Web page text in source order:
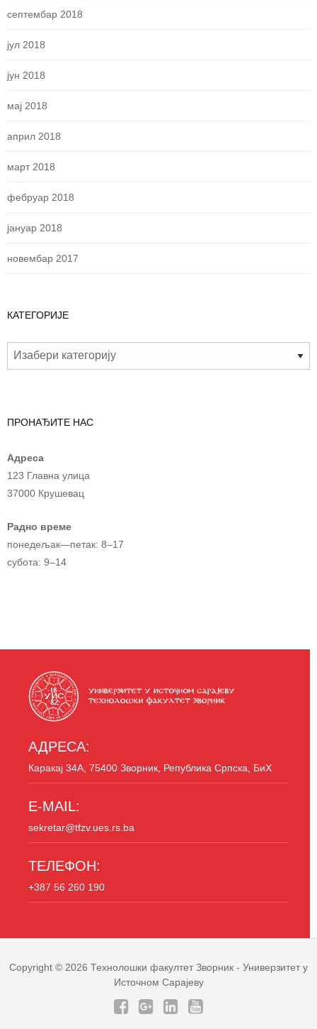
септембар 2018
јул 2018
јун 2018
мај 2018
април 2018
март 2018
фебруар 2018
јануар 2018
новембар 2017
КАТЕГОРИЈЕ
ПРОНАЂИТЕ НАС
Адреса
123 Главна улица
37000 Крушевац
Радно време
понедељак—петак: 8–17
субота: 9–14
АДРЕСА:
Каракај 34A, 75400 Зворник, Република Српска, БиХ
E-MAIL:
sekretar@tfzv.ues.rs.ba
ТЕЛЕФОН:
+387 56 260 190
Copyright © 2026 Технолошки факултет Зворник - Универзитет у
Источном Сарајеву